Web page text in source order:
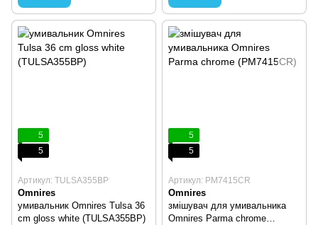
5
5
Артикул: TULSA355BP
Omnires
умивальник Omnires Tulsa 36
cm gloss white (TULSA355BP)
5
5
Артикул: PM7415CR
Omnires
змішувач для умивальника
Omnires Parma chrome